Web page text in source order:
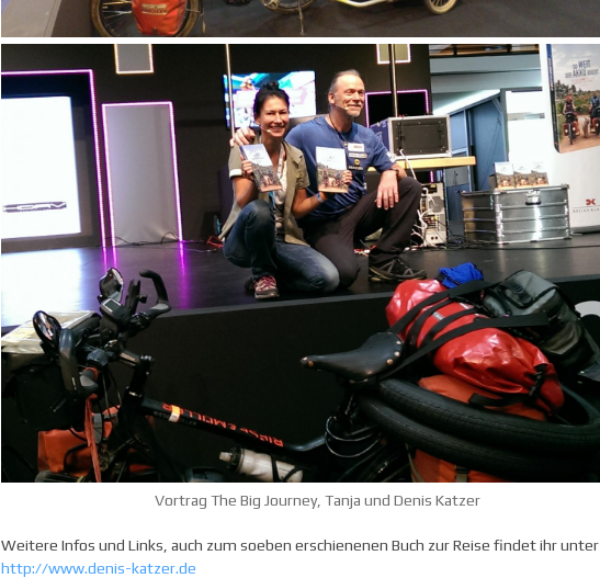
Vortrag The Big Journey, Tanja und Denis Katzer
Weitere Infos und Links, auch zum soeben erschienenen Buch zur Reise findet ihr unter
http://www.denis-katzer.de